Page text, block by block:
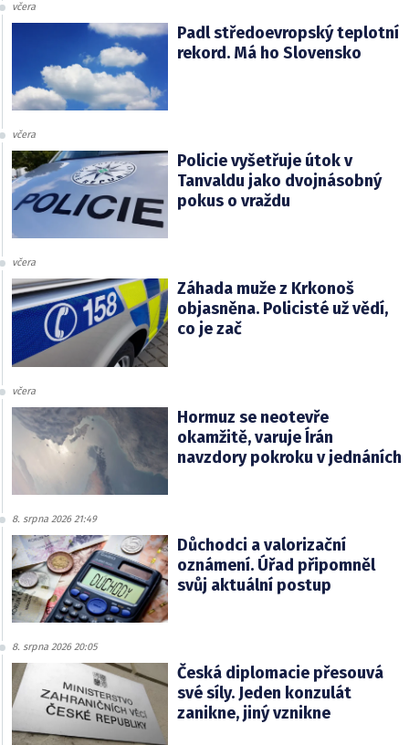
včera
Padl středoevropský teplotní
rekord. Má ho Slovensko
včera
Policie vyšetřuje útok v
Tanvaldu jako dvojnásobný
pokus o vraždu
včera
Záhada muže z Krkonoš
objasněna. Policisté už vědí,
co je zač
včera
Hormuz se neotevře
okamžitě, varuje Írán
navzdory pokroku v jednáních
8. srpna 2026 21:49
Důchodci a valorizační
oznámení. Úřad připomněl
svůj aktuální postup
8. srpna 2026 20:05
Česká diplomacie přesouvá
své síly. Jeden konzulát
zanikne, jiný vznikne